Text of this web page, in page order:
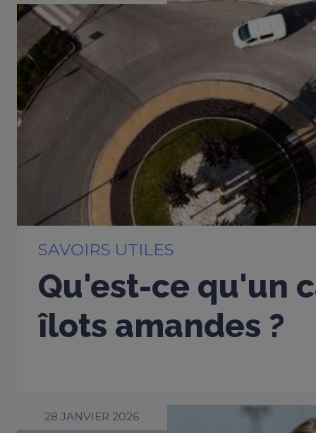
SAVOIRS UTILES
Qu'est-ce qu'un
îlots amandes ?
28 JANVIER 2026